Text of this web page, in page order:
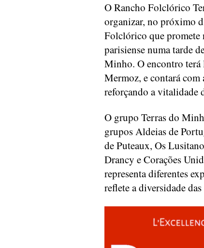
O Rancho Folclórico
organizar, no próximo
Folclórico que promete
parisiense numa tarde
Minho. O encontro terá
Mermoz, e contará
reforçando a vitalidade
O grupo Terras do
grupos Aldeias de
de Puteaux, Os
Drancy e Corações
representa diferentes
reflete a diversidade